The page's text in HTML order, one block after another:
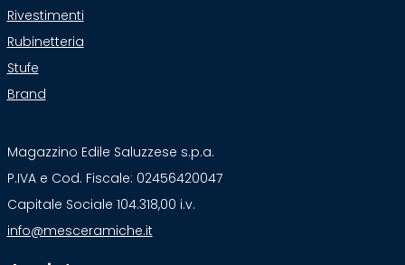
Rivestimenti
Rubinetteria
Stufe
Brand
Magazzino Edile Saluzzese s.p.a.
P.IVA e Cod. Fiscale: 02456420047
Capitale Sociale 104.318,00 i.v.
info@mesceramiche.it